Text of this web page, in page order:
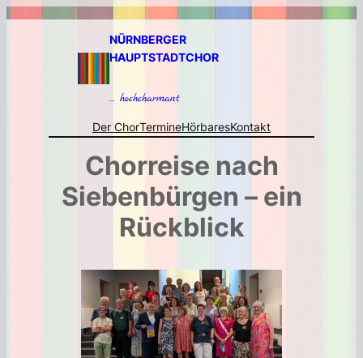
Zum
NÜRNBERGER
HAUPTSTADTCHOR
… hochcharmant
Der ChorTermineHörbaresKontakt
Chorreise nach
Siebenbürgen – ein
Rückblick